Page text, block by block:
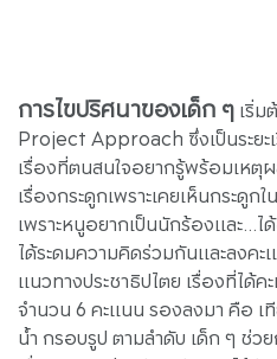
การไขปริศนาของเด็ก ๆเริ่
Project Approach ซึ่งเป็นระย
เรื่องที่ตนสนใจอยากรู้พร้อมเหตุ
เรื่องกระดูกเพราะเคยเห็นกระดูก
เพราะหนูอยากเป็นนักร้องและ...
ได้ระดมความคิดร่วมกันและลงค
แนวทางประชาธิปไตย เรื่องที่ได้
จำนวน 6 คะแนน รองลงมา คือ
น้ำ กรอบรูป ตามลำดับ เด็ก ๆ ช่ว